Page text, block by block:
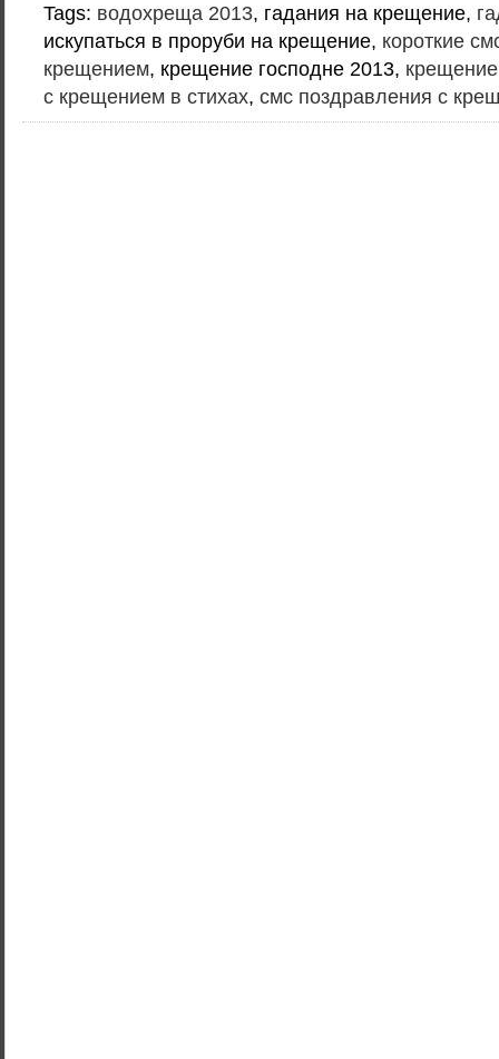
Tags: водохреща 2013, гадания на крещение,
искупаться в проруби на крещение, короткие
крещением, крещение господне 2013,
с крещением в стихах, смс поздравления с